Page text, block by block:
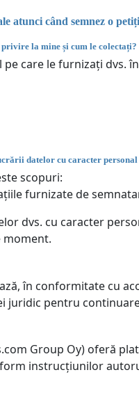
atunci când semnez o
la mine și cum le colectați?
care le furnizați dvs.
datelor cu caracter personal
scopuri:
furnizate de
dvs. cu caracter
moment.
în conformitate cu
juridic pentru
Group Oy) oferă
instrucțiunilor